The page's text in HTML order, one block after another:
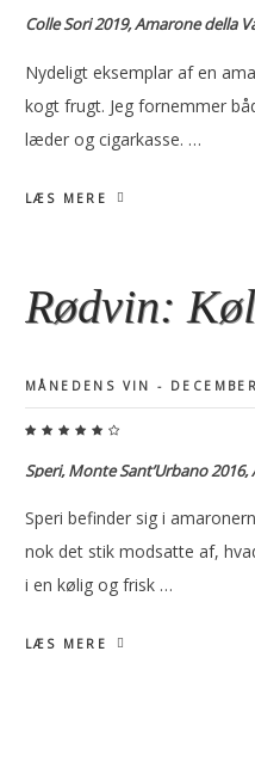
Colle Sori 2019, Amarone della
Nydeligt eksemplar af en
kogt frugt. Jeg fornemmer
læder og cigarkasse. …
LÆS MERE
Rødvin:
MÅNEDENS VIN -
Speri, Monte Sant’Urbano
Speri befinder sig i
nok det stik modsatte af,
i en kølig og frisk …
LÆS MERE